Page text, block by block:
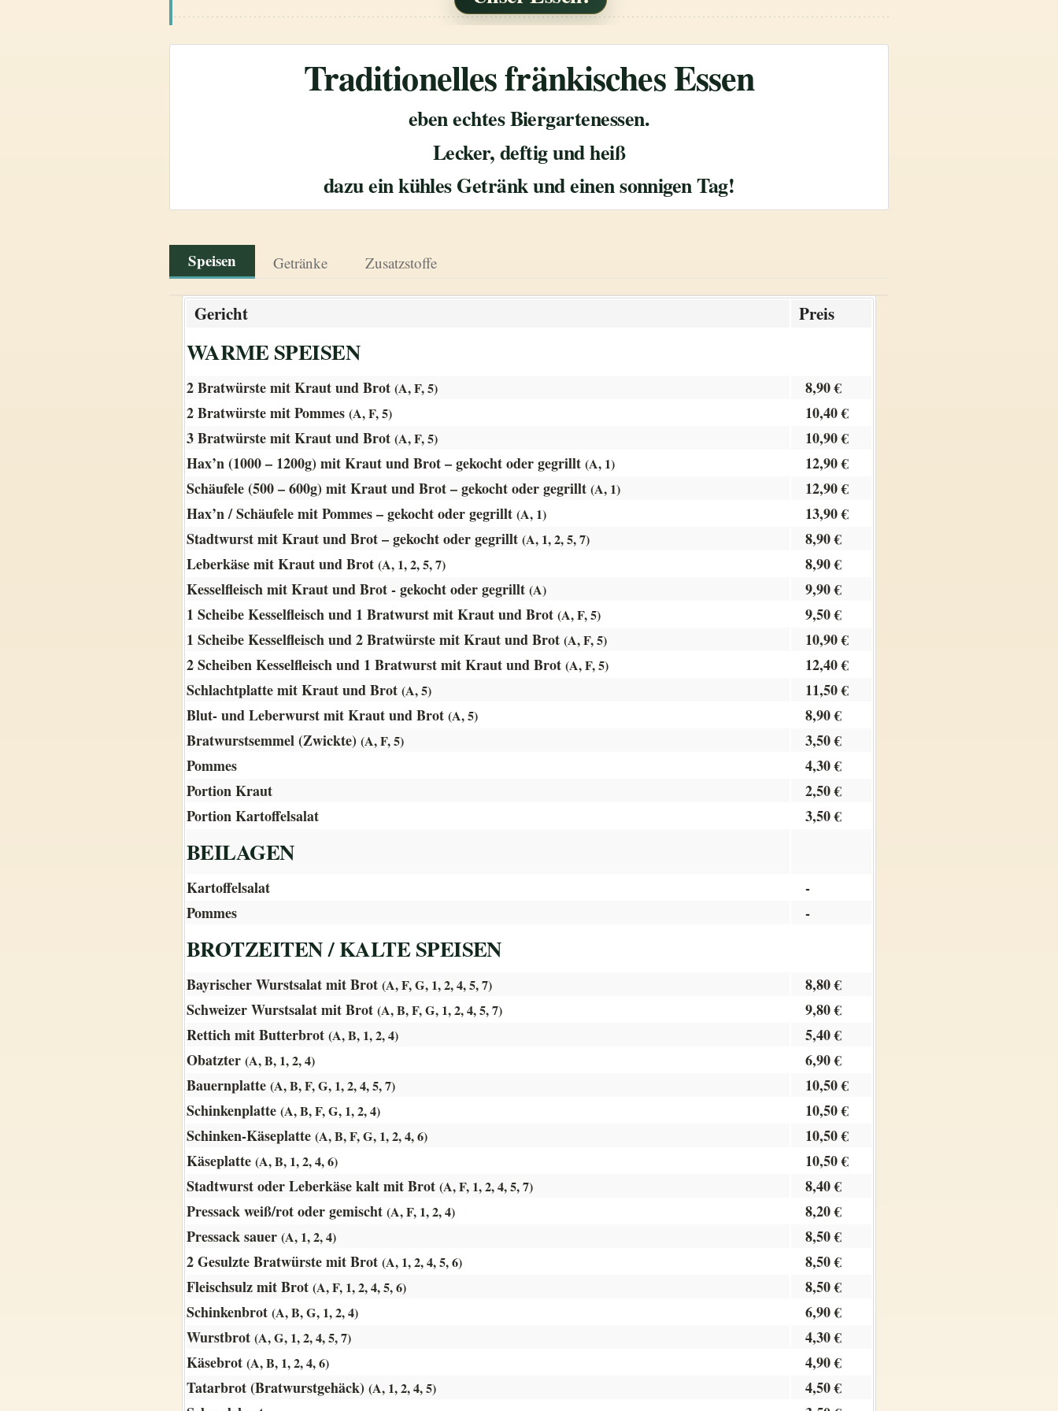
Traditionelles fränkisches Essen
eben echtes Biergartenessen.
Lecker, deftig und heiß
dazu ein kühles Getränk und einen sonnigen Tag!
Speisen Getränke Zusatzstoffe
Gericht Preis
WARME SPEISEN
2 Bratwürste mit Kraut und Brot (A, F, 5)
8,90 €
2 Bratwürste mit Pommes (A, F, 5)
10,40 €
3 Bratwürste mit Kraut und Brot (A, F, 5)
10,90 €
Hax’n (1000 – 1200g) mit Kraut und Brot – gekocht oder gegrillt (A, 1)
12,90 €
Schäufele (500 – 600g) mit Kraut und Brot – gekocht oder gegrillt (A, 1)
12,90 €
Hax’n / Schäufele mit Pommes – gekocht oder gegrillt (A, 1)
13,90 €
Stadtwurst mit Kraut und Brot – gekocht oder gegrillt (A, 1, 2, 5, 7)
8,90 €
Leberkäse mit Kraut und Brot (A, 1, 2, 5, 7)
8,90 €
Kesselfleisch mit Kraut und Brot - gekocht oder gegrillt (A)
9,90 €
1 Scheibe Kesselfleisch und 1 Bratwurst mit Kraut und Brot (A, F, 5)
9,50 €
1 Scheibe Kesselfleisch und 2 Bratwürste mit Kraut und Brot (A, F, 5)
10,90 €
2 Scheiben Kesselfleisch und 1 Bratwurst mit Kraut und Brot (A, F, 5)
12,40 €
Schlachtplatte mit Kraut und Brot (A, 5)
11,50 €
Blut- und Leberwurst mit Kraut und Brot (A, 5)
8,90 €
Bratwurstsemmel (Zwickte) (A, F, 5)
3,50 €
Pommes
4,30 €
Portion Kraut
2,50 €
Portion Kartoffelsalat
3,50 €
BEILAGEN
Kartoffelsalat
-
Pommes
-
BROTZEITEN / KALTE SPEISEN
Bayrischer Wurstsalat mit Brot (A, F, G, 1, 2, 4, 5, 7)
8,80 €
Schweizer Wurstsalat mit Brot (A, B, F, G, 1, 2, 4, 5, 7)
9,80 €
Rettich mit Butterbrot (A, B, 1, 2, 4)
5,40 €
Obatzter (A, B, 1, 2, 4)
6,90 €
Bauernplatte (A, B, F, G, 1, 2, 4, 5, 7)
10,50 €
Schinkenplatte (A, B, F, G, 1, 2, 4)
10,50 €
Schinken-Käseplatte (A, B, F, G, 1, 2, 4, 6)
10,50 €
Käseplatte (A, B, 1, 2, 4, 6)
10,50 €
Stadtwurst oder Leberkäse kalt mit Brot (A, F, 1, 2, 4, 5, 7)
8,40 €
Pressack weiß/rot oder gemischt (A, F, 1, 2, 4)
8,20 €
Pressack sauer (A, 1, 2, 4)
8,50 €
2 Gesulzte Bratwürste mit Brot (A, 1, 2, 4, 5, 6)
8,50 €
Fleischsulz mit Brot (A, F, 1, 2, 4, 5, 6)
8,50 €
Schinkenbrot (A, B, G, 1, 2, 4)
6,90 €
Wurstbrot (A, G, 1, 2, 4, 5, 7)
4,30 €
Käsebrot (A, B, 1, 2, 4, 6)
4,90 €
Tatarbrot (Bratwurstgehäck) (A, 1, 2, 4, 5)
4,50 €